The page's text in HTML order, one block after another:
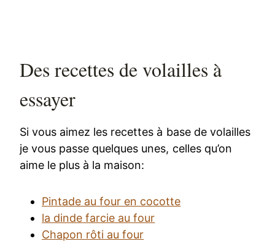
Des recettes de volailles à
essayer
Si vous aimez les recettes à base de volailles
je vous passe quelques unes, celles qu’on
aime le plus à la maison:
Pintade au four en cocotte
la dinde farcie au four
Chapon rôti au four